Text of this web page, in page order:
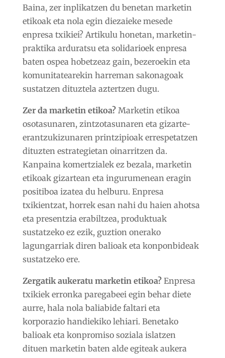
Baina, zer inplikatzen du benetan marketin
etikoak eta nola egin diezaieke mesede
enpresa txikiei? Artikulu honetan, marketin-
praktika arduratsu eta solidarioek enpresa
baten ospea hobetzeaz gain, bezeroekin eta
komunitatearekin harreman sakonagoak
sustatzen dituztela aztertzen dugu.
Zer da marketin etikoa?Marketin etikoa
osotasunaren, zintzotasunaren eta gizarte-
erantzukizunaren printzipioak errespetatzen
dituzten estrategietan oinarritzen da.
Kanpaina komertzialek ez bezala, marketin
etikoak gizartean eta ingurumenean eragin
positiboa izatea du helburu. Enpresa
txikientzat, horrek esan nahi du haien ahotsa
eta presentzia erabiltzea, produktuak
sustatzeko ez ezik, guztion onerako
lagungarriak diren balioak eta konponbideak
sustatzeko ere.
Zergatik aukeratu marketin etikoa?Enpresa
txikiek erronka paregabeei egin behar diete
aurre, hala nola baliabide faltari eta
korporazio handiekiko lehiari. Benetako
balioak eta konpromiso soziala islatzen
dituen marketin baten alde egiteak aukera